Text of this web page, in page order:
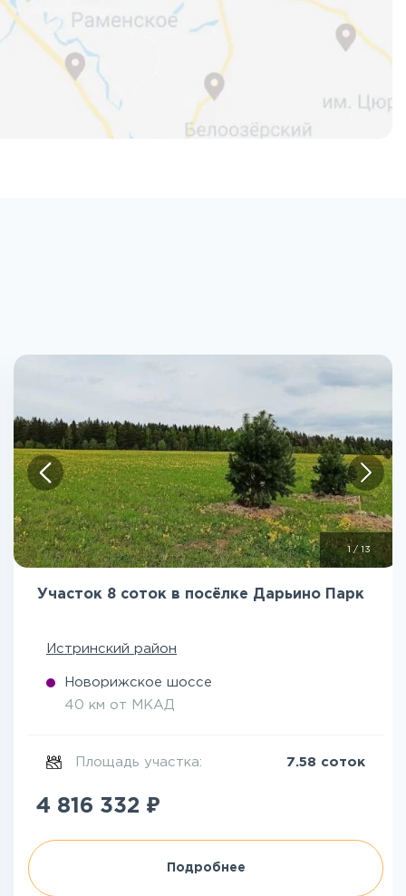
1 / 13
Участок 8 соток в посёлке Дарьино Парк
Истринский район
Новорижское шоссе
40 км от МКАД
Площадь участка: 7.58 соток
4 816 332 ₽
Подробнее